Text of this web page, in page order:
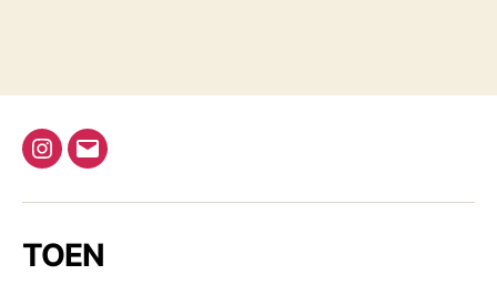
Instagram
E-
TOEN